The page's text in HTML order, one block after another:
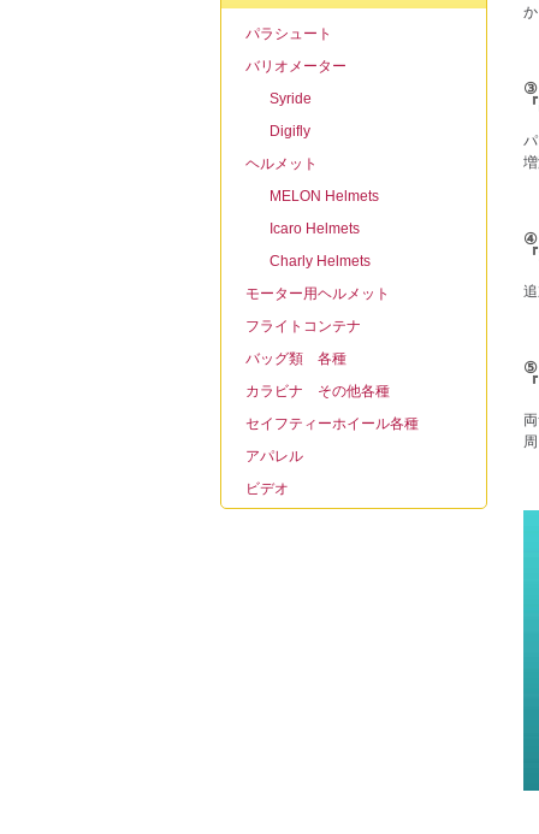
パラシュート
バリオメーター
Syride
Digifly
ヘルメット
MELON Helmets
Icaro Helmets
Charly Helmets
モーター用ヘルメット
フライトコンテナ
バッグ類 各種
カラビナ その他各種
セイフティーホイール各種
アパレル
ビデオ
③
④
⑤